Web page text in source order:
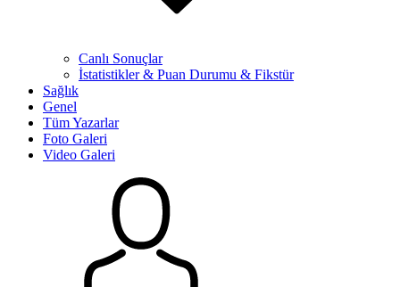
Canlı Sonuçlar
İstatistikler & Puan Durumu & Fikstür
Sağlık
Genel
Tüm Yazarlar
Foto Galeri
Video Galeri